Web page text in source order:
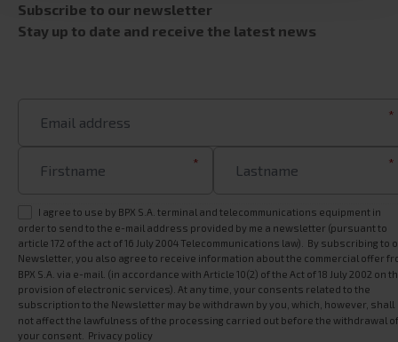
Subscribe to our newsletter
Stay up to date and receive the latest news
*
* *
I agree to use by BPX S.A. terminal and telecommunications equipment in
order to send to the e-mail address provided by me a newsletter (pursuant to
article 172 of the act of 16 July 2004 Telecommunications law). By subscribing to
Newsletter, you also agree to receive information about the commercial offer
BPX S.A. via e-mail. (in accordance with Article 10(2) of the Act of 18 July 2002 on
provision of electronic services). At any time, your consents related to the
subscription to the Newsletter may be withdrawn by you, which, however, shall
not affect the lawfulness of the processing carried out before the withdrawal of
your consent. Privacy policy